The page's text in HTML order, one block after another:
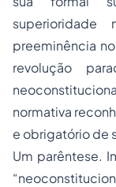
preeminência
revolução
normativa
e obrigatório de
Um parêntese.